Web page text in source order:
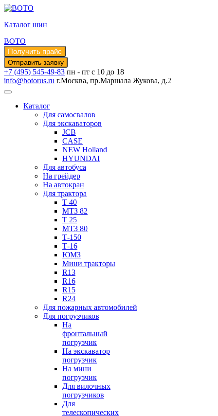
Каталог шин
BOTO
+7 (495) 545-49-83 пн - пт с 10 до 18
info@botorus.ru г.Москва, пр.Маршала Жукова, д.2
Каталог
Для самосвалов
Для экскаваторов
JCB
CASE
NEW Holland
HYUNDAI
Для автобуса
На грейдер
На автокран
Для трактора
Т 40
МТЗ 82
Т 25
МТЗ 80
Т-150
Т-16
ЮМЗ
Мини тракторы
R13
R16
R15
R24
Для пожарных автомобилей
Для погрузчиков
На
фронтальный
погрузчик
На экскаватор
погрузчик
На мини
погрузчик
Для вилочных
погрузчиков
Для
телескопических